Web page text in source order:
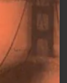
de
Kierkegaard
(Earth Abides),
vírus dizima a
para reconstruir